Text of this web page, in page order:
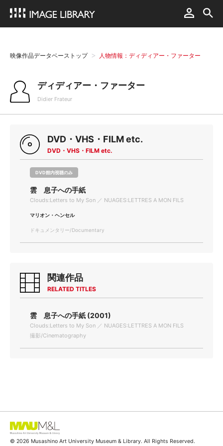
映像作品データベーストップ 人物情報：ディディアー・ファーター
ディディアー・ファーター
Didier Frateur
DVD・VHS・FILM etc.
DVD・VHS・FILM etc.
DVD館内視聴のみ
雲 息子への手紙
Clouds:Letters to My Son ／ NUAGES:LETTRES A MON FILS
マリオン・ヘンセル
ドキュメンタリー/Documentary
関連作品
RELATED TITLES
雲 息子への手紙 (2001)
Clouds:Letters to My Son ／ NUAGES:LETTRES A MON FILS
撮影/Cinematography
© 2026 Musashino Art University Museum & Library. All Rights Reserved.